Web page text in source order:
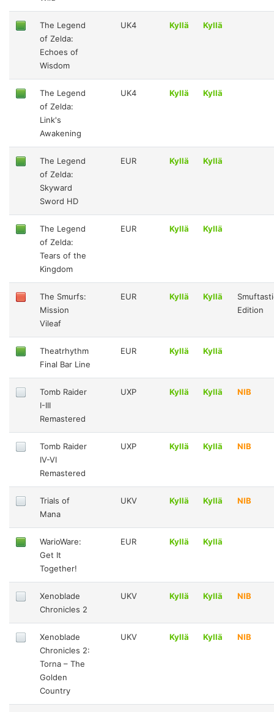
The Legend
of Zelda:
Echoes of
Wisdom
UK4 Kyllä Kyllä
The Legend
of Zelda:
Link's
Awakening
UK4 Kyllä Kyllä
The Legend
of Zelda:
Skyward
Sword HD
EUR Kyllä Kyllä
The Legend
of Zelda:
Tears of the
Kingdom
EUR Kyllä Kyllä
The Smurfs:
Mission
Vileaf
EUR Kyllä Kyllä
Edition
Theatrhythm
Final Bar Line
EUR Kyllä Kyllä
Tomb Raider
I-III
Remastered
UXP Kyllä Kyllä NIB
Tomb Raider
IV-VI
Remastered
UXP Kyllä Kyllä NIB
Trials of
Mana
UKV Kyllä Kyllä NIB
WarioWare:
Get It
Together!
EUR Kyllä Kyllä
Xenoblade
Chronicles 2
UKV Kyllä Kyllä NIB
Xenoblade
Chronicles 2:
Torna – The
Golden
Country
UKV Kyllä Kyllä NIB